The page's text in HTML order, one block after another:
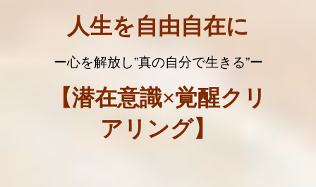
人生を自由自在に
ー心を解放し”真の自分で生きる”ー
【潜在意識×覚醒クリ
アリング】